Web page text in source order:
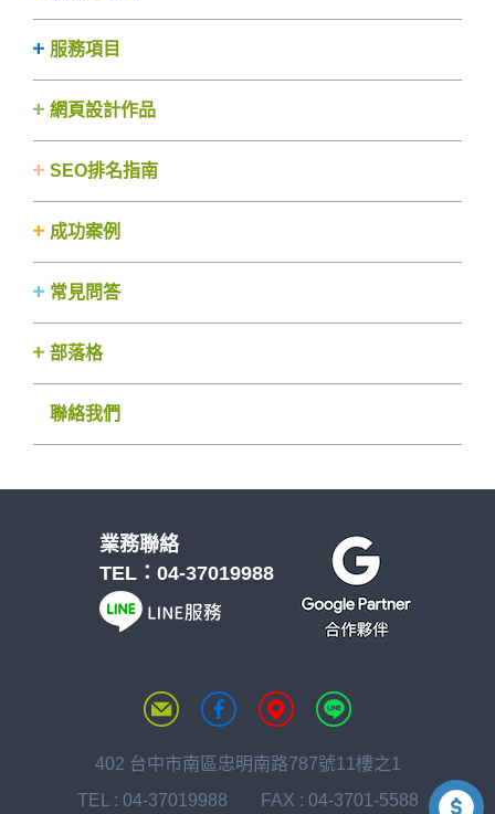
服務項目
網頁設計作品
SEO排名指南
成功案例
常見問答
部落格
聯絡我們
業務聯絡
TEL： 04-37019988
402 台中市南區忠明南路787號11樓之1
TEL : 04-37019988 FAX : 04-3701-5588